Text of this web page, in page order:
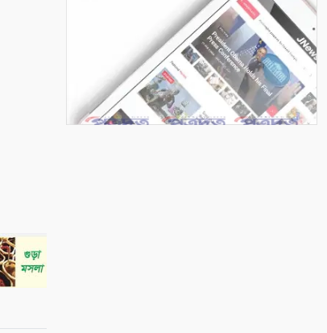
ভোমরা বন্দর দিয়ে দুই দিনে এলো
৭১২ মেট্রিক টন কাঁচা মরিচ
৭ আগস্ট: ন্যাশনাল লাইটহাউস ডে-